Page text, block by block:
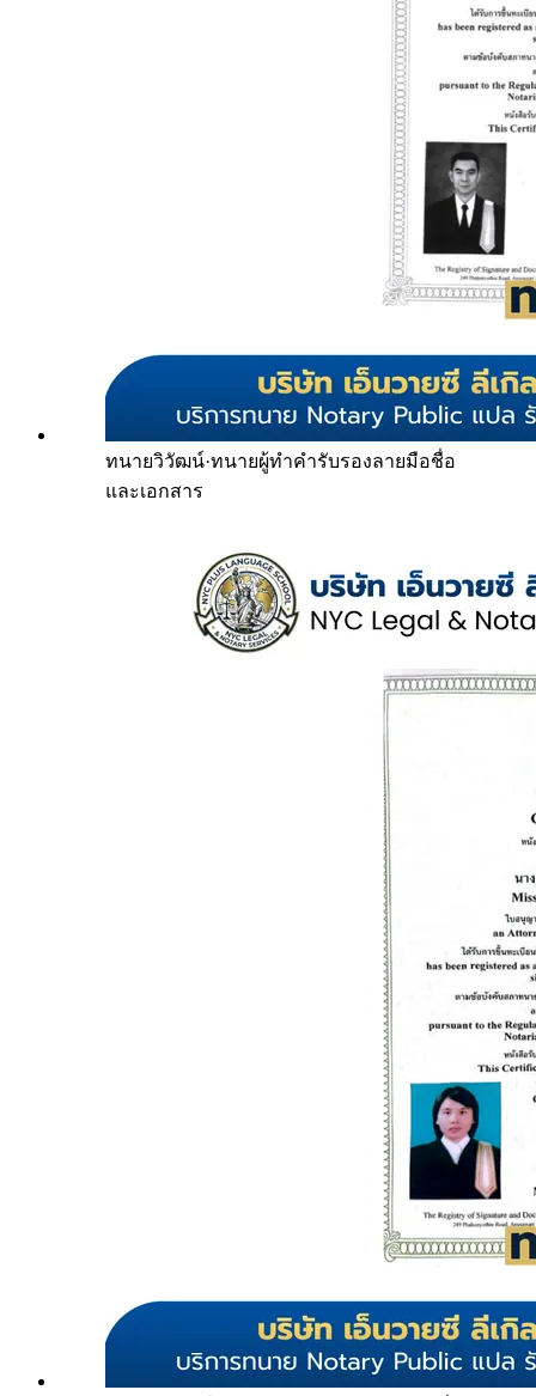
ทนายวิวัฒน์·ทนายผู้ทำคำรับรองลายมือชื่อ
และเอกสาร